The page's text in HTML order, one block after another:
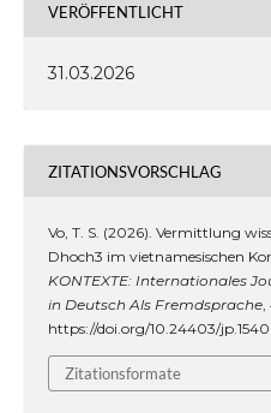
VERÖFFENTLICHT
31.03.2026
ZITATIONSVORSCHLAG
Vo, T. S. (2026). Vermittlung
Dhoch3 im vietnamesischen
KONTEXTE: Internationales
in Deutsch Als Fremdsprache,
https://doi.org/10.24403/
Zitationsformate